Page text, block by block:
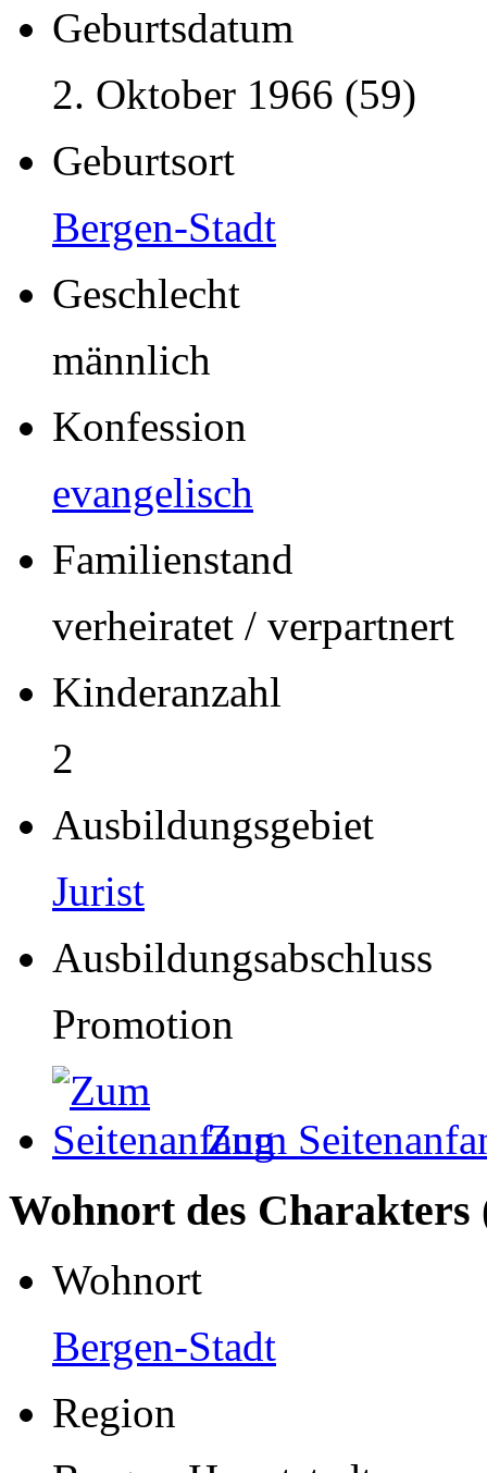
Geburtsdatum
2. Oktober 1966 (59)
Geburtsort
Bergen-Stadt
Geschlecht
männlich
Konfession
evangelisch
Familienstand
verheiratet / verpartnert
Kinderanzahl
2
Ausbildungsgebiet
Jurist
Ausbildungsabschluss
Promotion
Zum
Wohnort des Charakters
Wohnort
Bergen-Stadt
Region